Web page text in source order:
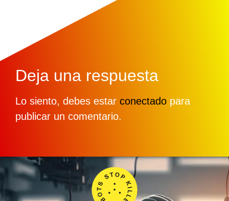
Deja una respuesta
Lo siento, debes estar conectado para
publicar un comentario.